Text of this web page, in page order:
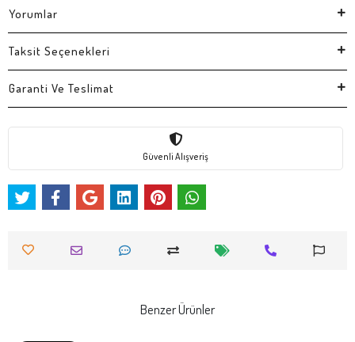
Yorumlar
Taksit Seçenekleri
Garanti Ve Teslimat
Güvenli Alışveriş
Benzer Ürünler